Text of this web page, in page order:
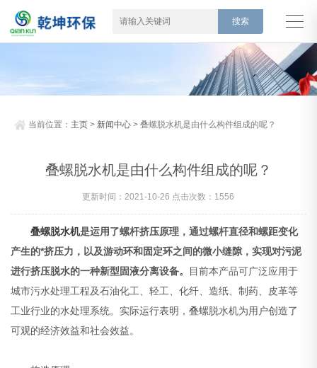
当前位置： 主页 > 新闻中心 > 叠螺脱水机是由什么构件组成的呢？
叠螺脱水机是由什么构件组成的呢？
更新时间：2021-10-26 点击次数：1556
叠螺脱水机是运用了螺杆挤压原理，通过螺杆直径和螺距变化
产生的*挤压力，以及游动环和固定环之间的微小缝隙，实现对污泥
进行挤压脱水的一种新型固液分离设备。 目前本产品可广泛应用于
城市污水处理工程及石油化工、轻工、化纤、造纸、制药、皮革等
工业行业的水处理系统。实际运行表明，叠螺脱水机为用户创造了
可观的经济效益和社会效益。